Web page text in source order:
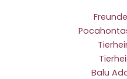
Balu